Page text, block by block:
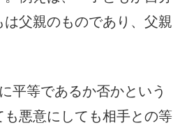
父親のものであり、父親
平等であるか否かという
悪意にしても相手との等